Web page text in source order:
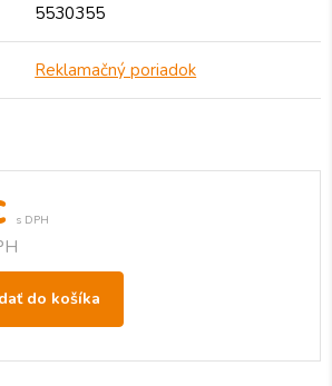
s DPH
do košíka
5530355
Reklamačný poriadok